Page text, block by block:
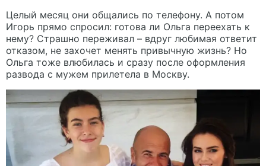
Целый месяц они общались по телефону. А потом
Игорь прямо спросил: готова ли Ольга переехать к
нему? Страшно переживал – вдруг любимая ответит
отказом, не захочет менять привычную жизнь? Но
Ольга тоже влюбилась и сразу после оформления
развода с мужем прилетела в Москву.